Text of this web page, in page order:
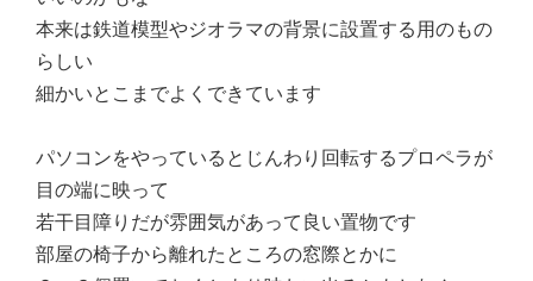
本来は鉄道模型やジオラマの背景に設置する用のもの
らしい
細かいとこまでよくできています
パソコンをやっているとじんわり回転するプロペラが
目の端に映って
若干目障りだが雰囲気があって良い置物です
部屋の椅子から離れたところの窓際とかに